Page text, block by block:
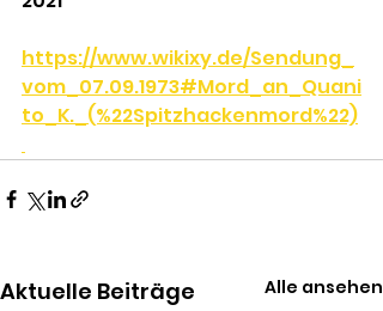
https://www.wikixy.de/Sendung_
vom_07.09.1973#Mord_an_Quani
to_K._(%22Spitzhackenmord%22)
Aktuelle Beiträge Alle ansehen